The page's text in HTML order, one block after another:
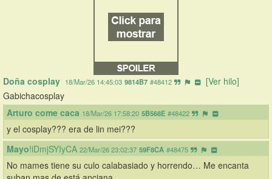
Doña cosplay 18/Mar/26 14:45:03 9814B7 #48412
[Ver hilo]
Gabichacosplay
Arturo come caca 18/Mar/26 17:58:20 5B568E #48422
y el cosplay??? era de lin mei???
Mayo!iDmjSYIyCA 22/Mar/26 23:02:37 59F8CA #48475
No mames tiene su culo calabasiado y horrendo… Me encanta